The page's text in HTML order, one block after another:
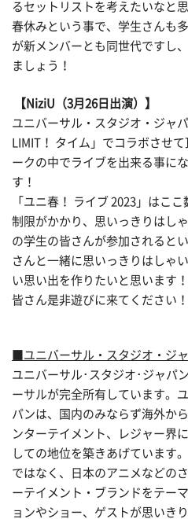
るセットリストを考えたいなと思
春休みという事で、学生さんも
が新メンバーとも同世代ですし
ましょう！
【NiziU（3月26日出演）】
ユニバーサル・スタジオ・ジャ
LIMIT！ タイム」でコラボさせ
ークの中でライブを出来る事に
す！
「ユニ春！ ライブ 2023」はこ
制限がかかり、思いっきりはし
の学生の皆さんが参加されると
さんと一緒に思いっきりはしゃ
い思い出を作りたいと思います！
皆さん是非遊びに来てください！
■ユニバーサル・スタジオ・ジ
ユニバーサル･スタジオ･ジャパ
ーサルが完全所有しています。
パンは、国内のみならず海外か
ンターテイメント、レジャー界
しての地位を築きあげています
ではなく、日本のアニメなどの
ーテイメント・ブランドをテー
ョンやショー、ゲストが思いき